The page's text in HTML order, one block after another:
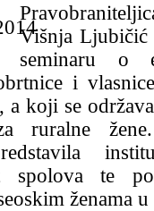
Višnja
seminaru o
i
a koji se
ruralne
spolova te
ženama